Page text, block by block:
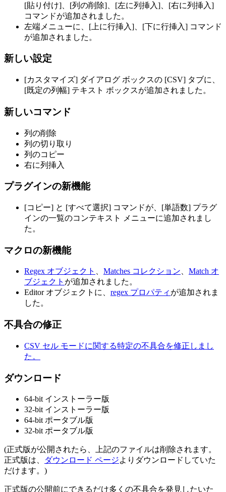
[貼り付け]、[列の削除]、[左に列挿入]、[右に列挿入]
コマンドが追加されました。
左端メニューに、[上に行挿入]、[下に行挿入] コマンド
が追加されました。
新しい設定
[カスタマイズ] ダイアログ ボックスの [CSV] タブに、
[既定の列幅] テキスト ボックスが追加されました。
新しいコマンド
列の削除
列の切り取り
列のコピー
右に列挿入
プラグインの新機能
[コピー] と [すべて選択] コマンドが、[単語数] プラグ
インの一覧のコンテキスト メニューに追加されまし
た。
マクロの新機能
Regex オブジェクト 、 Matches コレクション、 Match オ
ブジェクト が追加されました。
Editor オブジェクトに、 regex プロパティ が追加されま
した。
不具合の修正
CSV セル モードに関する特定の不具合を修正しまし
た。
ダウンロード
64-bit インストーラー版
32-bit インストーラー版
64-bit ポータブル版
32-bit ポータブル版
(正式版が公開されたら、上記のファイルは削除されます。
正式版は、
ダウンロード ページよりダウンロードしていた
だけます。)
正式版の公開前にできるだけ多くの不具合を発見したいた